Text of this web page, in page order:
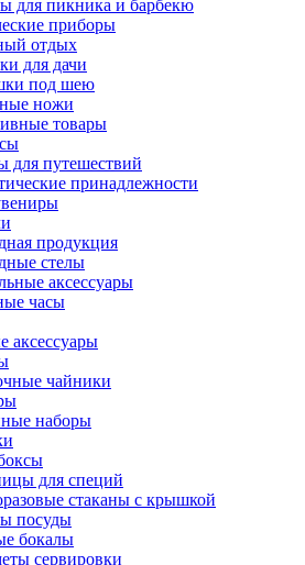
для пикника и барбекю
приборы
отдых
для дачи
под шею
ножи
товары
для путешествий
принадлежности
продукция
стелы
аксессуары
часы
аксессуары
чайники
наборы
для специй
стаканы с крышкой
посуды
бокалы
сервировки